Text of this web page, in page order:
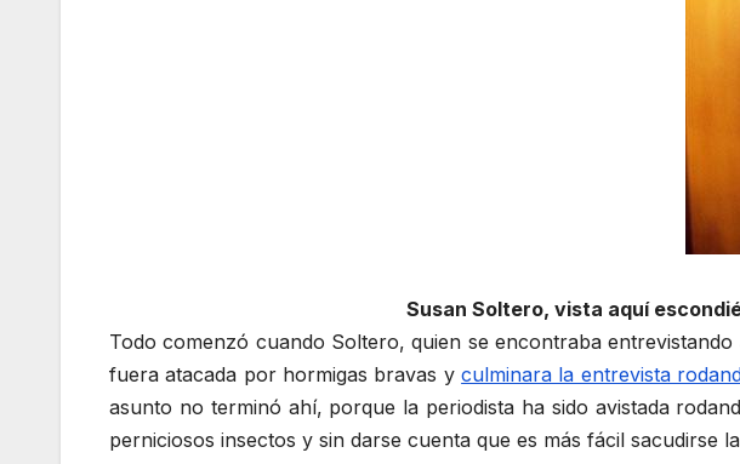
Susan Soltero, vista aquí
Todo comenzó cuando Soltero, quien se encontraba
fuera atacada por hormigas bravas yculminara la entrevista
asunto no terminó ahí, porque la periodista ha sido avistada
perniciosos insectos y sin darse cuenta que es más fácil sacudirse